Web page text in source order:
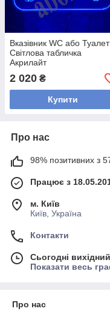
Вказівник WC або
Світлова табличка
Акрилайт
2 020 ₴
Купити
Про нас
98% позитивних з 57
Працює з
м. Київ
Київ, Україна
Контакти
Сьогодні вихідний
Показати весь
Про нас